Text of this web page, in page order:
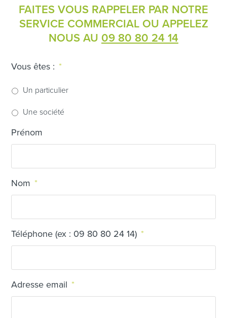
FAITES VOUS RAPPELER PAR NOTRE
SERVICE COMMERCIAL OU APPELEZ
NOUS AU 09 80 80 24 14
Vous êtes : *
Un particulier
Une société
Prénom
Nom *
Téléphone (ex : 09 80 80 24 14) *
Adresse email *